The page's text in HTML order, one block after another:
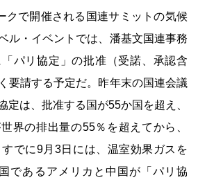
クで開催される国連サミットの気候
ル・イベントでは、潘基文国連事務
パリ協定」の批准（受諾、承認含
要請する予定だ。昨年末の国連会議
定は、批准する国が55か国を超え、
界の排出量の55％を超えてから、
でに9月3日には、温室効果ガスを
であるアメリカと中国が「パリ協